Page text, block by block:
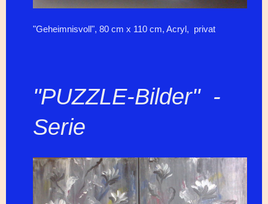
"Geheimnisvoll", 80 cm x 110 cm, Acryl, privat
"PUZZLE-Bilder" -
Serie